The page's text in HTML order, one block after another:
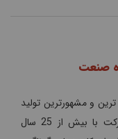
و مشهورترین تولید
کنندگان سوئیچ در خاورمیانه است. این شرکت با بیش از 25 سال